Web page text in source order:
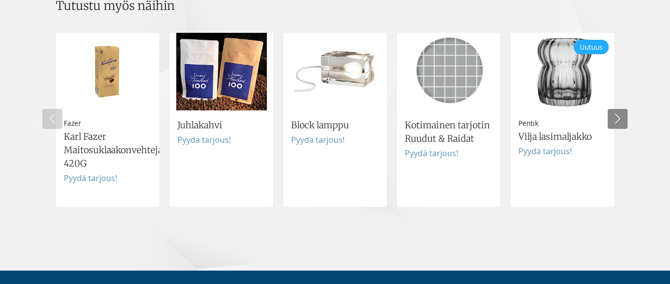
Tutustu myös näihin
Fazer
Karl Fazer
Maitosuklaakonvehteja
420G
Pyydä tarjous!
Juhlakahvi
Pyydä tarjous!
Block lamppu
Pyydä tarjous!
Kotimainen tarjotin
Ruudut & Raidat
Pyydä tarjous!
Uutuus
Pentik
Vilja lasimaljakko
Pyydä tarjous!